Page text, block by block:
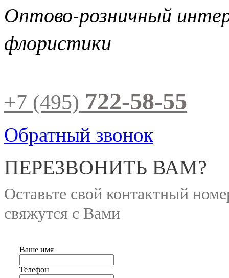
Оптово-розничный
флористики
+7 (495) 722-58-55
Обратный звонок
ПЕРЕЗВОНИТЬ ВАМ?
Оставьте свой контактный
свяжутся с Вами
Ваше имя
Телефон